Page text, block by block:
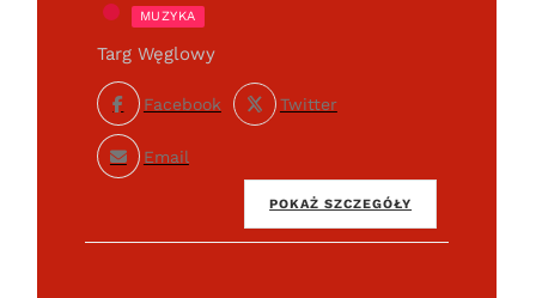
MUZYKA
Targ Węglowy
Facebook Twitter
Email
POKAŻ SZCZEGÓŁY